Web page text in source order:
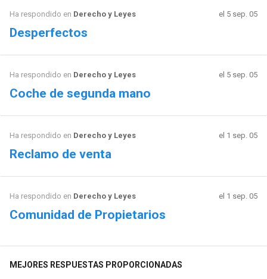
Ha respondido en Derecho y Leyes el 5 sep. 05
Desperfectos
Ha respondido en Derecho y Leyes el 5 sep. 05
Coche de segunda mano
Ha respondido en Derecho y Leyes el 1 sep. 05
Reclamo de venta
Ha respondido en Derecho y Leyes el 1 sep. 05
Comunidad de Propietarios
MEJORES RESPUESTAS PROPORCIONADAS